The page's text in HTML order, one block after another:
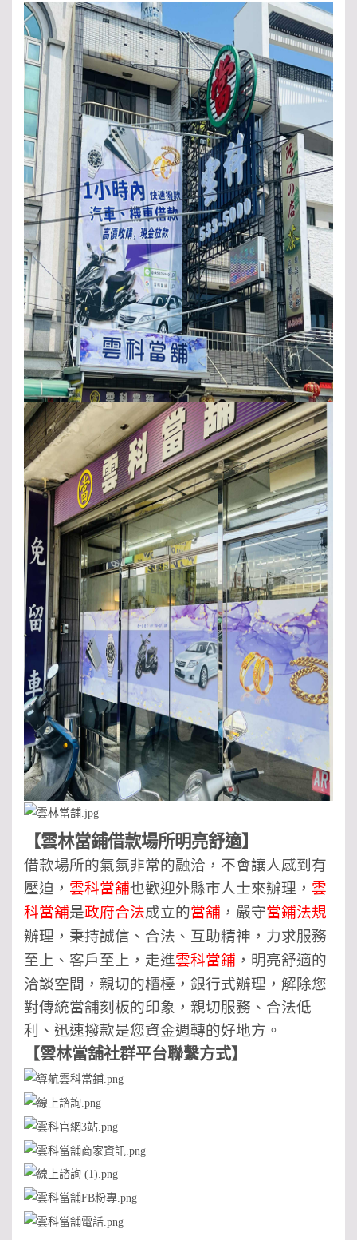
【雲林當鋪借款場所明亮舒適】
借款場所的氣氛非常的融洽，不會讓人感到有
壓迫， 雲科當舖也歡迎外縣市人士來辦理， 雲
科當舖是政府合法成立的當舖 ，嚴守當鋪法規
辦理，秉持誠信、合法、互助精神，力求服務
至上、客戶至上，走進雲科當鋪 ，明亮舒適的
洽談空間，親切的櫃檯，銀行式辦理，解除您
對傳統當舖刻板的印象，親切服務、合法低
利、迅速撥款是您資金週轉的好地方。
【雲林當舖社群平台聯繫方式】